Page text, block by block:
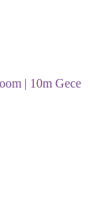
| 10m Gece